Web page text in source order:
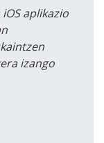
aplikazio
izango